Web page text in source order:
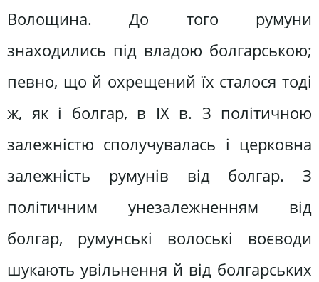
Волощина. До того румуни
знаходились під владою болгарською;
певно, що й охрещений їх сталося тоді
ж, як і болгар, в IX в. З політичною
залежністю сполучувалась і церковна
залежність румунів від болгар. З
політичним унезалежненням від
болгар, румунські волоські воєводи
шукають увільнення й від болгарських